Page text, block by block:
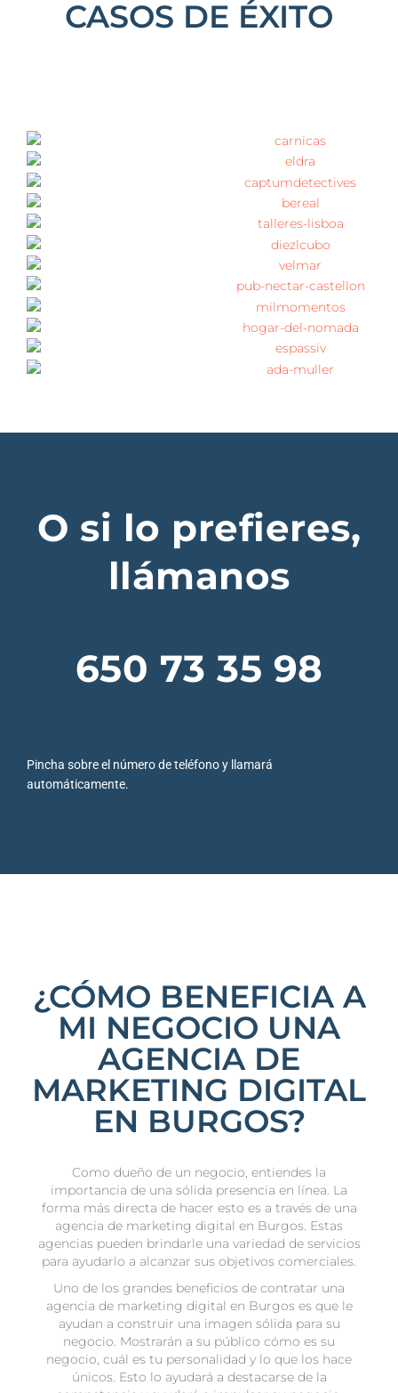
CASOS DE ÉXITO
O si lo prefieres,
llámanos
650 73 35 98
Pincha sobre el número de teléfono y llamará
automáticamente.
¿CÓMO BENEFICIA A
MI NEGOCIO UNA
AGENCIA DE
MARKETING DIGITAL
EN BURGOS?
Como dueño de un negocio, entiendes la
importancia de una sólida presencia en línea. La
forma más directa de hacer esto es a través de una
agencia de marketing digital en Burgos. Estas
agencias pueden brindarle una variedad de servicios
para ayudarlo a alcanzar sus objetivos comerciales.
Uno de los grandes beneficios de contratar una
agencia de marketing digital en Burgos es que le
ayudan a construir una imagen sólida para su
negocio. Mostrarán a su público cómo es su
negocio, cuál es tu personalidad y lo que los hace
únicos. Esto lo ayudará a destacarse de la